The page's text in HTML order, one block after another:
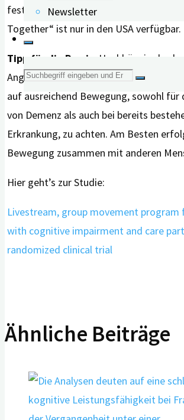
Newsletter
Suche
nach:
festgestellt werden. Das konkrete
Together“ ist nur in den USA verfügbar.
Tipp für die Praxis:
Unabhängig des
Angebots „Moving Together“ ist es
auf ausreichend Bewegung, sowohl für
von Demenz als auch bei bereits
Erkrankung, zu achten. Am Besten
Bewegung zusammen mit anderen
Hier geht’s zur Studie:
Livestream, group movement program
with cognitive impairment and care
randomized clinical trial
Ähnliche Beiträge